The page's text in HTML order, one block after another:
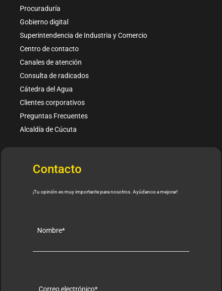
Procuraduría
Gobierno digital
Superintendencia de Industria y Comercio
Centro de contacto
Canales de atención
Consulta de radicados
Cátedra del Agua
Clientes corporativos
Preguntas Frecuentes
Alcaldía de Cúcuta
Contacto
¡Tu opinión es muy importante para nosotros. Ayúdanos a mejorar!